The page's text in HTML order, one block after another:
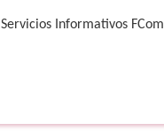
Servicios Informativos FCom